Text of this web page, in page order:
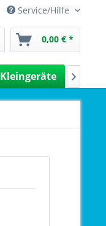
Service/Hilfe
0,00 € *
Kleingeräte Sale
